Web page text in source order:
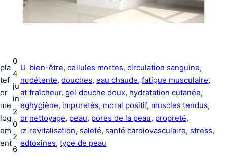
pla
tef
or
me
log
em
ent
0
4
ju
in
2
0
2
6
U
nc
at
eg
or
iz
ed
bien-être, cellules mortes, circulation sanguine
détente, douches, eau chaude, fatigue musculaire
fraîcheur, gel douche doux, hydratation cutanée
hygiène, impuretés, moral positif, muscles tendus
nettoyage, peau, pores de la peau, propreté
revitalisation, saleté, santé cardiovasculaire, stress
toxines, type de peau